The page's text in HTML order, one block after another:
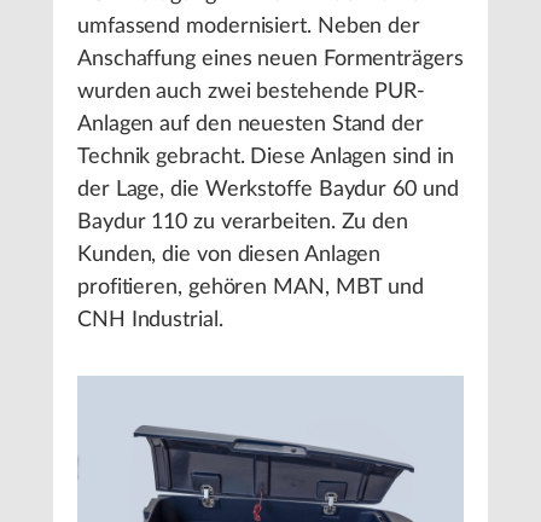
umfassend modernisiert. Neben der
Anschaffung eines neuen Formenträgers
wurden auch zwei bestehende PUR-
Anlagen auf den neuesten Stand der
Technik gebracht. Diese Anlagen sind in
der Lage, die Werkstoffe Baydur 60 und
Baydur 110 zu verarbeiten. Zu den
Kunden, die von diesen Anlagen
profitieren, gehören MAN, MBT und
CNH Industrial.